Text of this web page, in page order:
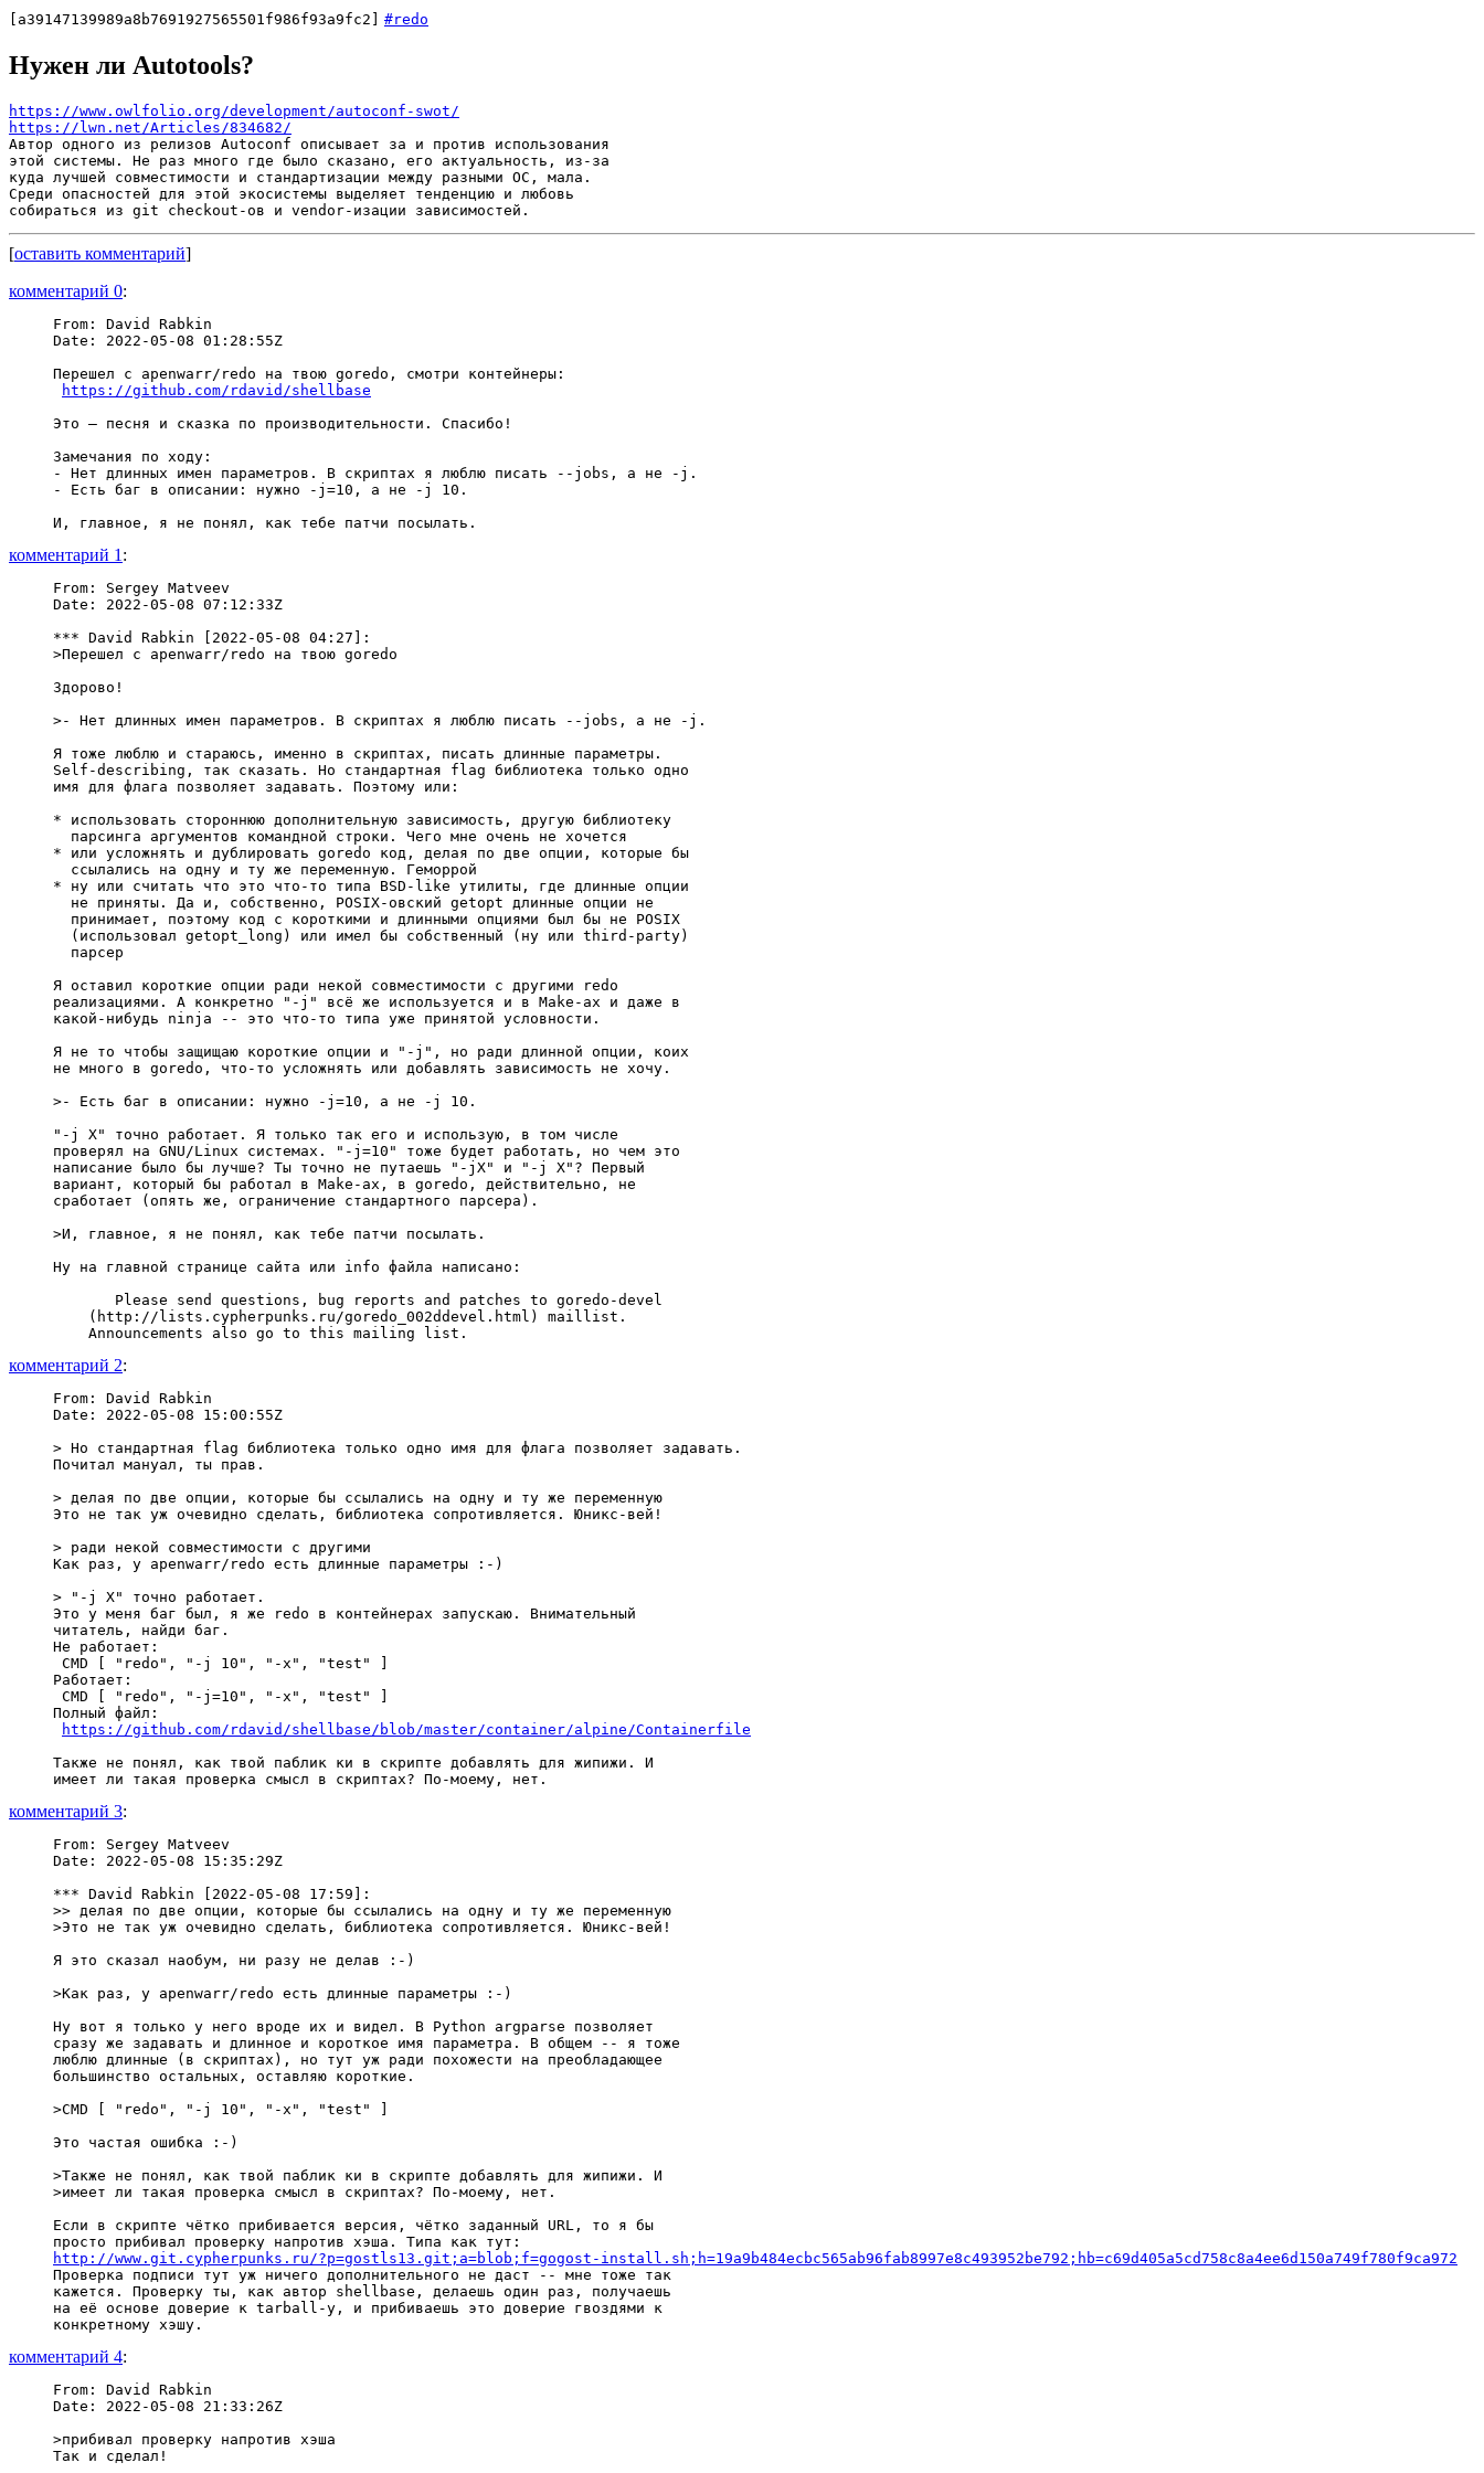
[a39147139989a8b7691927565501f986f93a9fc2] #redo
Нужен ли Autotools?
https://www.owlfolio.org/development/autoconf-swot/
https://lwn.net/Articles/834682/
Автор одного из релизов Autoconf описывает за и против использования
этой системы. Не раз много где было сказано, его актуальность, из-за
куда лучшей совместимости и стандартизации между разными ОС, мала.
Среди опасностей для этой экосистемы выделяет тенденцию и любовь
[оставить комментарий]
комментарий 0:
From: David Rabkin
Date: 2022-05-08 01:28:55Z
Перешел с apenwarr/redo на твою goredo, смотри контейнеры:
https://github.com/rdavid/shellbase
Это — песня и сказка по производительности. Спасибо!
Замечания по ходу:
- Нет длинных имен параметров. В скриптах я люблю писать --jobs, а не -j.
- Есть баг в описании: нужно -j=10, а не -j 10.
комментарий 1 :
From: Sergey Matveev
Date: 2022-05-08 07:12:33Z
*** David Rabkin [2022-05-08 04:27]:
>Перешел с apenwarr/redo на твою goredo
Здорово!
>- Нет длинных имен параметров. В скриптах я люблю писать --jobs, а не -j.
Я тоже люблю и стараюсь, именно в скриптах, писать длинные параметры.
Self-describing, так сказать. Но стандартная flag библиотека только одно
имя для флага позволяет задавать. Поэтому или:
* использовать стороннюю дополнительную зависимость, другую библиотеку
  парсинга аргументов командной строки. Чего мне очень не хочется
* или усложнять и дублировать goredo код, делая по две опции, которые бы
  ссылались на одну и ту же переменную. Геморрой
* ну или считать что это что-то типа BSD-like утилиты, где длинные опции
  не приняты. Да и, собственно, POSIX-овский getopt длинные опции не
  принимает, поэтому код с короткими и длинными опциями был бы не POSIX
  (использовал getopt_long) или имел бы собственный (ну или third-party)
  парсер
Я оставил короткие опции ради некой совместимости с другими redo
реализациями. А конкретно "-j" всё же используется и в Make-ах и даже в
какой-нибудь ninja -- это что-то типа уже принятой условности.
Я не то чтобы защищаю короткие опции и "-j", но ради длинной опции, коих
не много в goredo, что-то усложнять или добавлять зависимость не хочу.
>- Есть баг в описании: нужно -j=10, а не -j 10.
"-j X" точно работает. Я только так его и использую, в том числе
проверял на GNU/Linux системах. "-j=10" тоже будет работать, но чем это
написание было бы лучше? Ты точно не путаешь "-jX" и "-j X"? Первый
вариант, который бы работал в Make-ах, в goredo, действительно, не
сработает (опять же, ограничение стандартного парсера).
>И, главное, я не понял, как тебе патчи посылать.
Ну на главной странице сайта или info файла написано:
       Please send questions, bug reports and patches to goredo-devel
    (http://lists.cypherpunks.ru/goredo_002ddevel.html) maillist.
комментарий 2:
From: David Rabkin
Date: 2022-05-08 15:00:55Z
> Но стандартная flag библиотека только одно имя для флага позволяет задавать.
Почитал мануал, ты прав.
> делая по две опции, которые бы ссылались на одну и ту же переменную
Это не так уж очевидно сделать, библиотека сопротивляется. Юникс-вей!
> ради некой совместимости с другими
Как раз, у apenwarr/redo есть длинные параметры :-)
> "-j X" точно работает.
Это у меня баг был, я же redo в контейнерах запускаю. Внимательный
читатель, найди баг.
Не работает:
CMD [ "redo", "-j 10", "-x", "test" ]
Работает:
CMD [ "redo", "-j=10", "-x", "test" ]
Полный файл:
https://github.com/rdavid/shellbase/blob/master/container/alpine/Containerfile
Также не понял, как твой паблик ки в скрипте добавлять для жипижи. И
комментарий 3:
From: Sergey Matveev
Date: 2022-05-08 15:35:29Z
*** David Rabkin [2022-05-08 17:59]:
>> делая по две опции, которые бы ссылались на одну и ту же переменную
>Это не так уж очевидно сделать, библиотека сопротивляется. Юникс-вей!
Я это сказал наобум, ни разу не делав :-)
>Как раз, у apenwarr/redo есть длинные параметры :-)
Ну вот я только у него вроде их и видел. В Python argparse позволяет
сразу же задавать и длинное и короткое имя параметра. В общем -- я тоже
люблю длинные (в скриптах), но тут уж ради похожести на преобладающее
большинство остальных, оставляю короткие.
>CMD [ "redo", "-j 10", "-x", "test" ]
Это частая ошибка :-)
>Также не понял, как твой паблик ки в скрипте добавлять для жипижи. И
>имеет ли такая проверка смысл в скриптах? По-моему, нет.
Если в скрипте чётко прибивается версия, чётко заданный URL, то я бы
http://www.git.cypherpunks.ru/?p=gostls13.git;a=blob;f=gogost-install.sh;h=19a9b484ecbc565ab96fab8997e8c493952be792;hb=c69d405a5cd758c8a4ee6d150a749f780f9ca972
Проверка подписи тут уж ничего дополнительного не даст -- мне тоже так
кажется. Проверку ты, как автор shellbase, делаешь один раз, получаешь
на её основе доверие к tarball-у, и прибиваешь это доверие гвоздями к
комментарий 4:
From: David Rabkin
Date: 2022-05-08 21:33:26Z
>прибивал проверку напротив хэша